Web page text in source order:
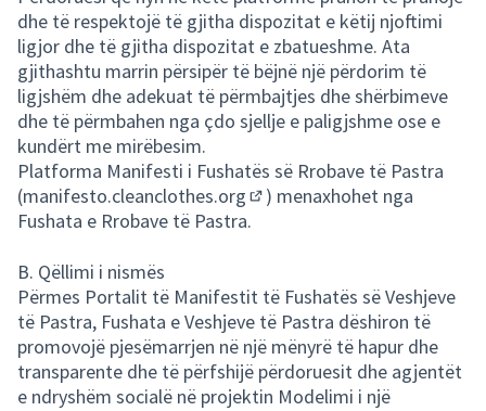
dhe të respektojë të gjitha dispozitat e këtij njoftimi
ligjor dhe të gjitha dispozitat e zbatueshme. Ata
gjithashtu marrin përsipër të bëjnë një përdorim të
ligjshëm dhe adekuat të përmbajtjes dhe shërbimeve
dhe të përmbahen nga çdo sjellje e paligjshme ose e
kundërt me mirëbesim.
Platforma Manifesti i Fushatës së Rrobave të Pastra
(manifesto.cleanclothes.org
(Opens in new tab)
) menaxhohet nga
Fushata e Rrobave të Pastra.
B. Qëllimi i nismës
Përmes Portalit të Manifestit të Fushatës së Veshjeve
të Pastra, Fushata e Veshjeve të Pastra dëshiron të
promovojë pjesëmarrjen në një mënyrë të hapur dhe
transparente dhe të përfshijë përdoruesit dhe agjentët
e ndryshëm socialë në projektin Modelimi i një